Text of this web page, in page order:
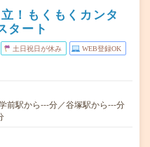
！もくもくカンタ
タート
土日祝日が休み WEB登録OK
前駅から---分／谷塚駅から---分